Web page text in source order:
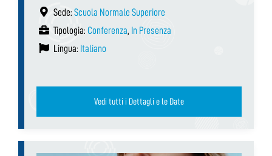
Sede: Scuola Normale Superiore
Tipologia: Conferenza, In Presenza
Lingua: Italiano
Vedi tutti i Dettagli e le Date